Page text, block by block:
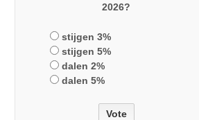
2026?
stijgen 3%
stijgen 5%
dalen 2%
dalen 5%